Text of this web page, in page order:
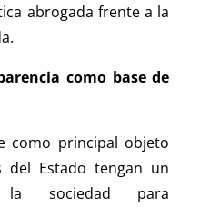
abrogada frente a la
como base de
como principal objeto
del Estado tengan un
la sociedad para